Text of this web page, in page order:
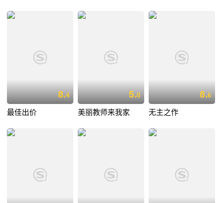
8.4
最佳出价
5.0
美丽教师来我家
8.6
无主之作